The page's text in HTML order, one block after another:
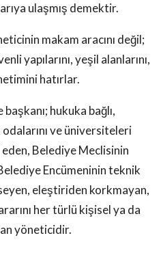
ulaşmış demektir.
makam aracını değil;
yapılarını, yeşil alanlarını,
hatırlar.
hukuka bağlı,
ve üniversiteleri
Belediye Meclisinin
Encümeninin teknik
eleştiriden korkmayan,
her türlü kişisel ya da
yöneticidir.